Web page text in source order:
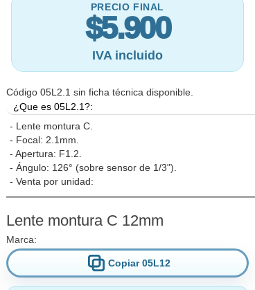
PRECIO FINAL
$5.900
IVA incluido
Código 05L2.1 sin ficha técnica disponible.
¿Que es 05L2.1?:
- Lente montura C.
- Focal: 2.1mm.
- Apertura: F1.2.
- Ángulo: 126° (sobre sensor de 1/3").
- Venta por unidad:
Lente montura C 12mm
Marca:
Copiar 05L12